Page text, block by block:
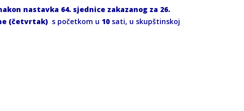
nastavka 64. sjednice zakazanog za 26.
(četvrtak) s početkom u 10 sati, u skupštinskoj